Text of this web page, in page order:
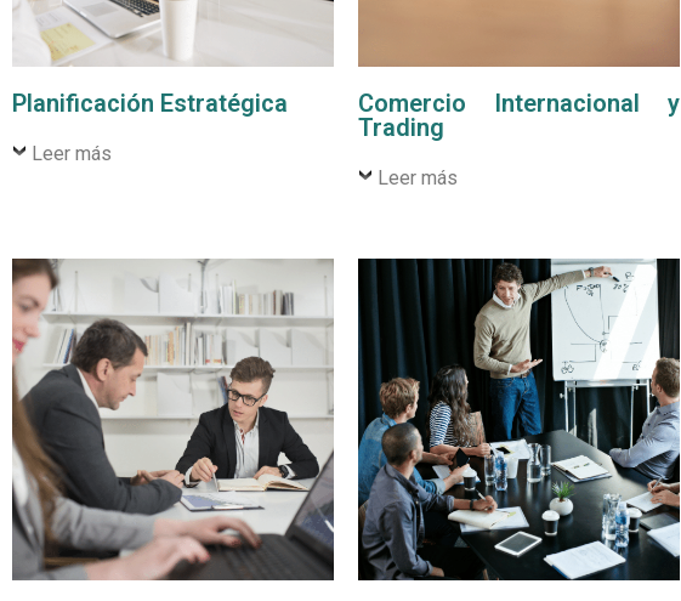
Planificación Estratégica
Leer más
Comercio Internacional y
Trading
Leer más